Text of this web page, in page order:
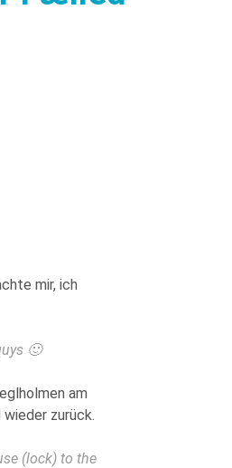
mir, ich
🙂
am
zurück.
(lock) to the